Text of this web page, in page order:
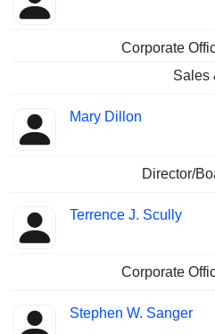
Corporate
Sales
Mary Dillon
Director/
Terrence J. Scully
Corporate
Stephen W. Sanger